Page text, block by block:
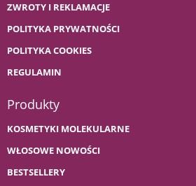
ZWROTY I REKLAMACJE
POLITYKA PRYWATNOŚCI
POLITYKA COOKIES
REGULAMIN
Produkty
KOSMETYKI MOLEKULARNE
WŁOSOWE NOWOŚCI
BESTSELLERY